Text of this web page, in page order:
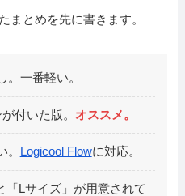
まとめを先に書きます。
一番軽い。
付いた版。 オススメ。
Logicool Flowに対応。
Lサイズ」が用意されて